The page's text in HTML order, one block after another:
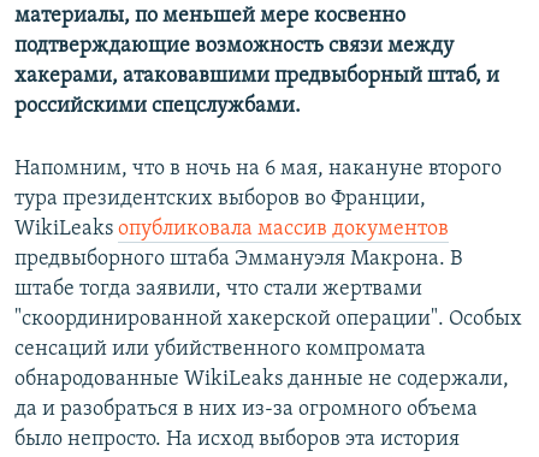
материалы, по меньшей мере косвенно
подтверждающие возможность связи между
хакерами, атаковавшими предвыборный штаб, и
российскими спецслужбами.
Напомним, что в ночь на 6 мая, накануне второго
тура президентских выборов во Франции,
WikiLeaks опубликовала массив документов
предвыборного штаба Эммануэля Макрона. В
штабе тогда заявили, что стали жертвами
"скоординированной хакерской операции". Особых
сенсаций или убийственного компромата
обнародованные WikiLeaks данные не содержали,
да и разобраться в них из-за огромного объема
было непросто. На исход выборов эта история